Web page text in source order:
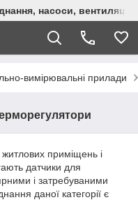
насоси, вентиляція,
вимірювальні прилади
приміщень і
датчики для
і затребуваними
даної категорії є